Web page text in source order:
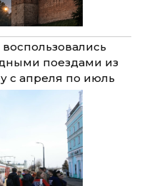
поездами из
с апреля по июль